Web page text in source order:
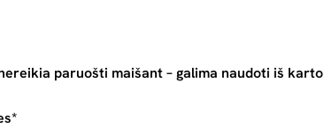
paruošti maišant – galima naudoti iš karto